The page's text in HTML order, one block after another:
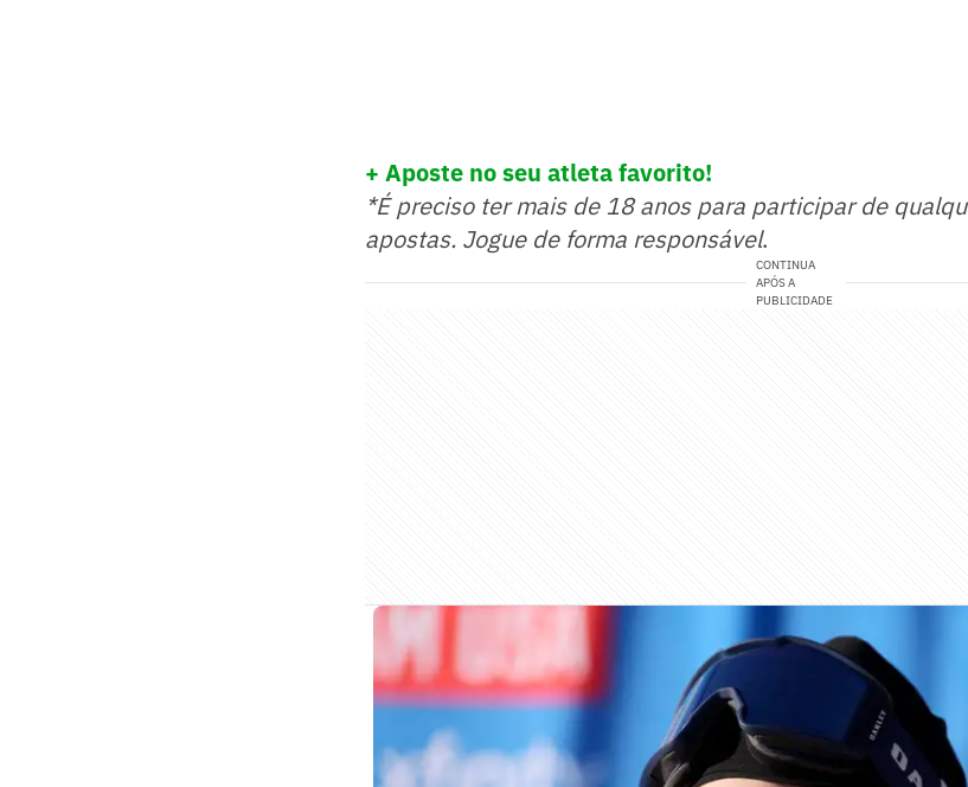
+ Aposte no seu atleta favorito!
*É preciso ter mais de 18 anos para participar de
apostas. Jogue de forma responsável.
CONTINUA
APÓS A
PUBLICIDADE